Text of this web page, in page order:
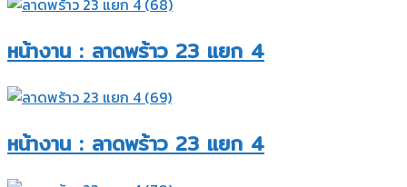
หน้างาน : ลาดพร้าว 23 แยก 4​
หน้างาน : ลาดพร้าว 23 แยก 4​